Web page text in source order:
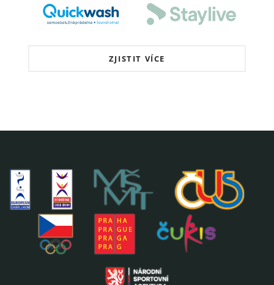
ZJISTIT VÍCE